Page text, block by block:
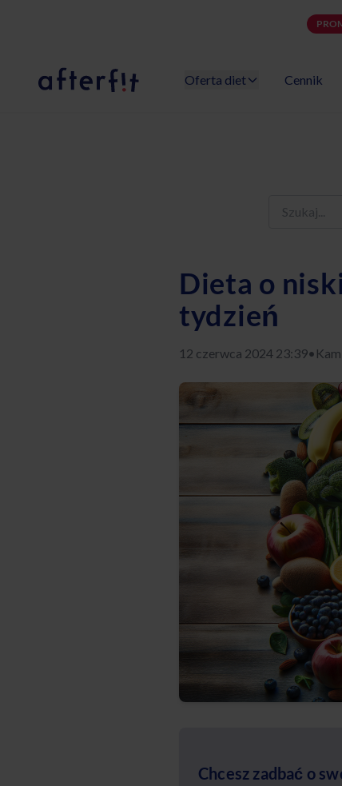
Catering dietetyczny Afterfit
Oferta diet Cennik
Dieta o
tydzień
12 czerwca 2024 23:39•
Chcesz zadbać o